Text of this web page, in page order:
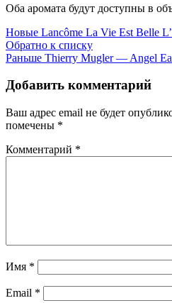
Оба аромата будут доступны в
Новые Lancôme La Vie Est Belle
Обратно к списку
Раньше Thierry Mugler — Angel
Добавить комментарий
Ваш адрес email не будет
помечены *
Комментарий *
Имя *
Email *